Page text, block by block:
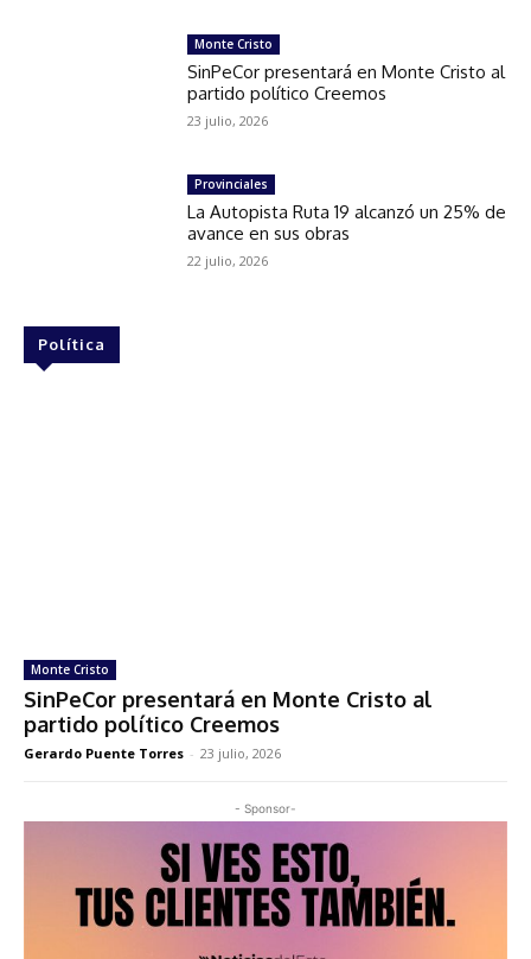
Monte Cristo
SinPeCor presentará en Monte Cristo al
partido político Creemos
23 julio, 2026
Provinciales
La Autopista Ruta 19 alcanzó un 25% de
avance en sus obras
22 julio, 2026
Política
Monte Cristo
SinPeCor presentará en Monte Cristo al
partido político Creemos
Gerardo Puente Torres - 23 julio, 2026
- Sponsor-